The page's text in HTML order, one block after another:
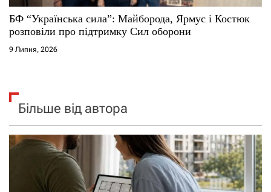
БФ “Українська сила”: Майборода, Ярмус і Костюк
розповіли про підтримку Сил оборони
9 Липня, 2026
Більше від автора